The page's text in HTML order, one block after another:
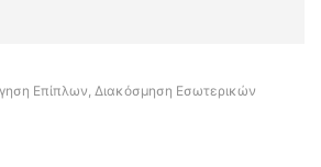
Επίπλων, Διακόσμηση Εσωτερικών